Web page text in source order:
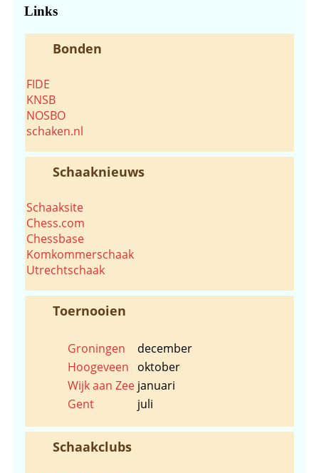
Links
Bonden
FIDE
KNSB
NOSBO
schaken.nl
Schaaknieuws
Schaaksite
Chess.com
Chessbase
Komkommerschaak
Utrechtschaak
Toernooien
Groningen
december
Hoogeveen
oktober
Wijk aan Zee januari
Gent
juli
Schaakclubs